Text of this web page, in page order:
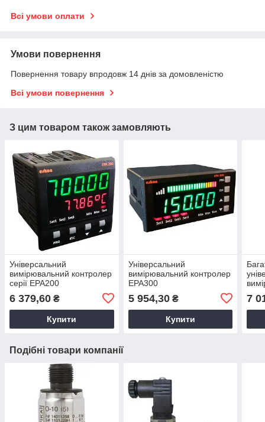
Всі умови оплати
Умови повернення
Повернення товару впродовж 14 днів за домовленістю
Всі умови повернення
З цим товаром також замовляють
Універсальний
вимірювальний контролер
серії EPA200
6 379,60 ₴
Купити
Універсальний
вимірювальний контролер
EPA300
5 954,30₴
Купити
7
Подібні товари компанії